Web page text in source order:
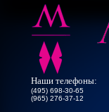
Наши телефоны:
(495) 698-30-65
(965) 276-37-12